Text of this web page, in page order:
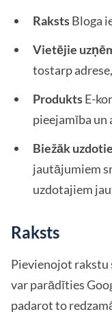
RakstsBloga
Vietējie
tostarp
ProduktsE-
pieejamība un
Biežāk
jautājumiem
uzdotajiem
Raksts
Pievienojot rakstu
var parādīties
padarot to